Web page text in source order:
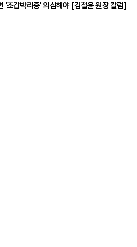
'조갑박리증' 의심해야 [김철윤 원장 칼럼]